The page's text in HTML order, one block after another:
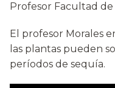
Profesor Facultad de
El profesor Morales
las plantas pueden
períodos de sequía.